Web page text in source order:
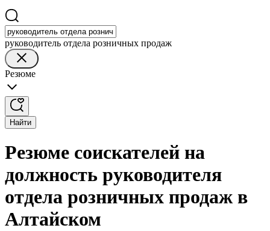
руководитель отдела розничных продаж
Резюме
Найти
Резюме соискателей на
должность руководителя
отдела розничных продаж в
Алтайском